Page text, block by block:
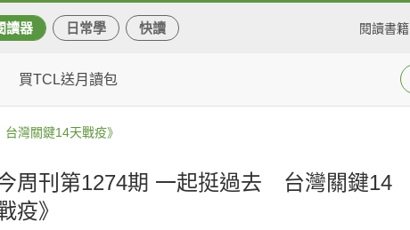
讀器 日常學 快讀 閱讀書籍
買TCL送月讀包
灣關鍵14天戰疫》
今周刊第1274期 一起挺過去 台灣關鍵14
疫》